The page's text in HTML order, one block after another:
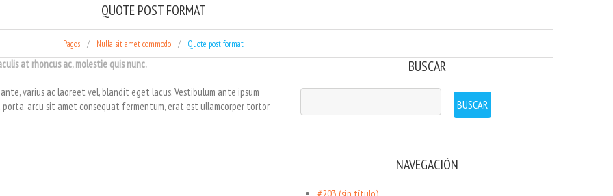
QUOTE POST FORMAT
Pagos Nulla sit amet commodo Quote post format
at rhoncus ac, molestie quis nunc.
varius ac laoreet vel, blandit eget lacus. Vestibulum ante ipsum
arcu sit amet consequat fermentum, erat est ullamcorper tortor,
BUSCAR
NAVEGACIÓN